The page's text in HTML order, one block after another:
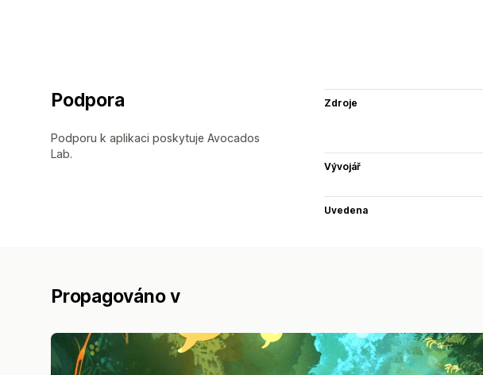
Podpora
Podporu k aplikaci poskytuje Avocados
Lab.
Zdroje
Vývojář
Uvedena
Propagováno v